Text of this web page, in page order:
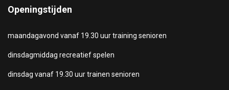
Openingstijden
maandagavond vanaf 19.30 uur training senioren
dinsdagmiddag recreatief spelen
dinsdag vanaf 19.30 uur trainen senioren